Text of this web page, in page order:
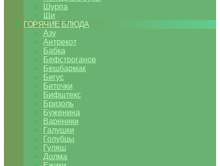
Шурпа
Щи
ГОРЯЧИЕ БЛЮДА
Азу
Антрекот
Бабка
Бефстроганов
Бешбармак
Бигус
Биточки
Бифштекс
Бризоль
Буженина
Вареники
Галушки
Голубцы
Гуляш
Долма